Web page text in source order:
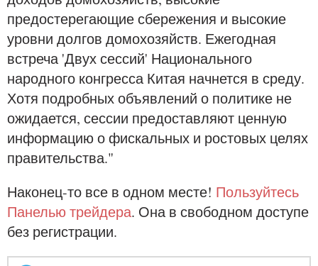
предостерегающие сбережения и высокие
уровни долгов домохозяйств. Ежегодная
встреча 'Двух сессий' Национального
народного конгресса Китая начнется в среду.
Хотя подробных объявлений о политике не
ожидается, сессии предоставляют ценную
информацию о фискальных и ростовых целях
правительства."
Наконец-то все в одном месте! Пользуйтесь
Панелью трейдера. Она в свободном доступе
без регистрации.